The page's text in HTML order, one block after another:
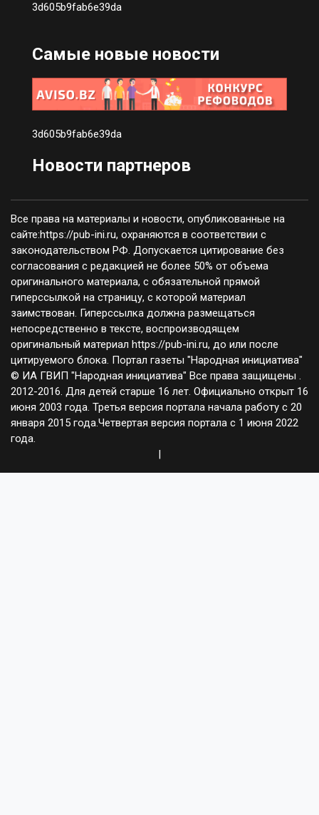
3d605b9fab6e39da
Самые новые новости
3d605b9fab6e39da
Новости партнеров
Все права на материалы и новости, опубликованные на
сайте:https://pub-ini.ru, охраняются в соответствии с
законодательством РФ. Допускается цитирование без
согласования с редакцией не более 50% от объема
оригинального материала, с обязательной прямой
гиперссылкой на страницу, с которой материал
заимствован. Гиперссылка должна размещаться
непосредственно в тексте, воспроизводящем
оригинальный материал https://pub-ini.ru, до или после
цитируемого блока. Портал газеты "Народная инициатива"
© ИА ГВИП "Народная инициатива" Все права защищены .
2012-2016. Для детей старше 16 лет. Официально открыт 16
июня 2003 года. Третья версия портала начала работу с 20
января 2015 года.Четвертая версия портала с 1 июня 2022
года.